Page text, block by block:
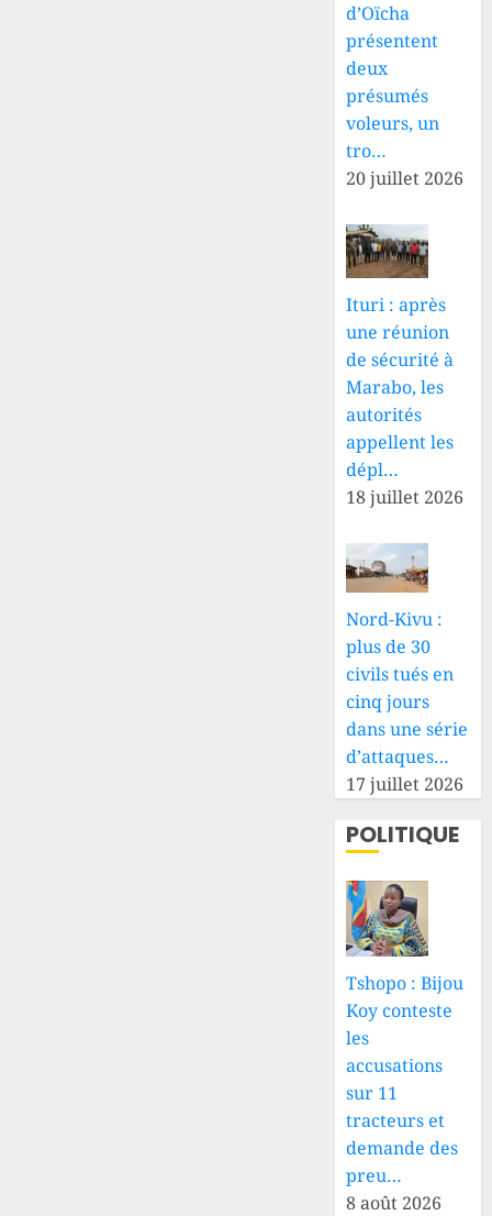
d’Oïcha
présentent
deux
présumés
voleurs, un
tro…
20 juillet 2026
Ituri : après
une réunion
de sécurité à
Marabo, les
autorités
appellent les
dépl…
18 juillet 2026
Nord-Kivu :
plus de 30
civils tués en
cinq jours
dans une série
d’attaques…
17 juillet 2026
POLITIQUE
Tshopo : Bijou
Koy conteste
les
accusations
sur 11
tracteurs et
demande des
preu…
8 août 2026